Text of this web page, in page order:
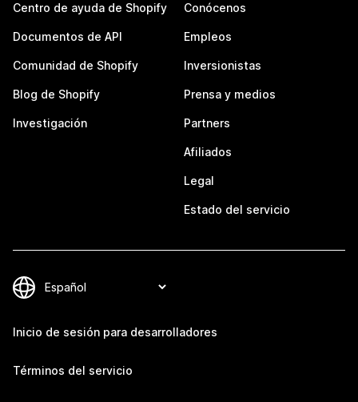
Centro de ayuda de Shopify
Documentos de API
Comunidad de Shopify
Blog de Shopify
Investigación
Conócenos
Empleos
Inversionistas
Prensa y medios
Partners
Afiliados
Legal
Estado del servicio
Inicio de sesión para desarrolladores
Términos del servicio